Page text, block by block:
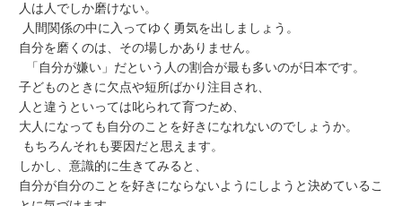
人は人でしか磨けない。
人間関係の中に入ってゆく勇気を出しましょう。
自分を磨くのは、その場しかありません。
「自分が嫌い」だという人の割合が最も多いのが日本です。
子どものときに欠点や短所ばかり注目され、
人と違うといっては叱られて育つため、
大人になっても自分のことを好きになれないのでしょうか。
もちろんそれも要因だと思えます。
しかし、意識的に生きてみると、
自分が自分のことを好きにならないようにしようと決めているこ